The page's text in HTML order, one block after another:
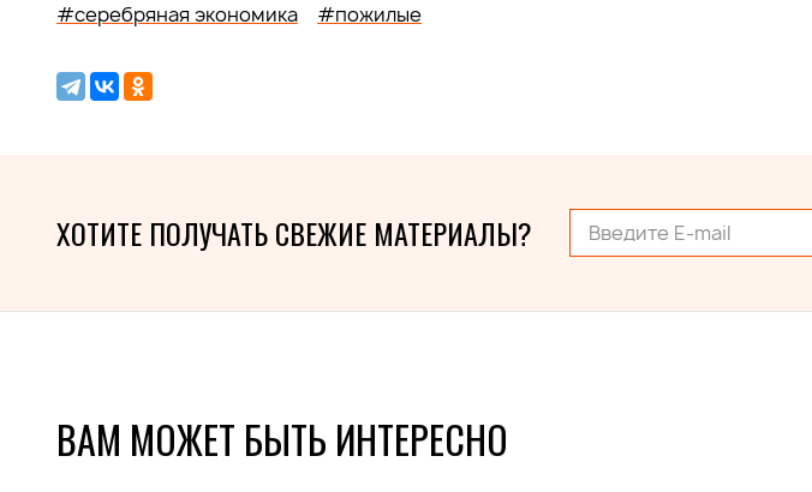
#серебряная экономика #пожилые
ХОТИТЕ ПОЛУЧАТЬ СВЕЖИЕ МАТЕРИАЛЫ?
ВАМ МОЖЕТ БЫТЬ ИНТЕРЕСНО